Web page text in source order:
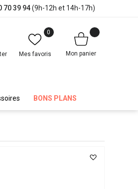
70 39 94(9h-12h et 14h-17h)
0
Mes favoris Mon panier
BONS PLANS